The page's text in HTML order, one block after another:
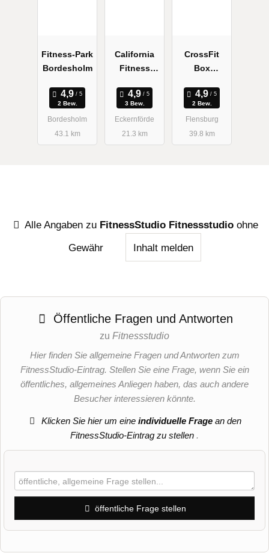
Fitness-Park
Bordesholm
2 Bew.
Bordesholm
43.1 km
California
Fitness
3 Bew.
Eckernförde
21.3 km
CrossFit
Box
2 Bew.
Flensburg
39.8 km
Alle Angaben zu FitnessStudio Fitnessstudio ohne
Gewähr
Inhalt melden
Öffentliche Fragen und Antworten
zu Fitnessstudio
Hier finden Sie allgemeine Fragen und Antworten zum
FitnessStudio-Eintrag. Stellen Sie eine Frage, wenn Sie ein
öffentliches, allgemeines Anliegen haben, das auch andere
Besucher interessieren könnte.
Klicken Sie hier um eineindividuelle Frage an den
FitnessStudio-Eintrag zu stellen .
öffentliche Frage stellen